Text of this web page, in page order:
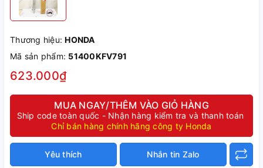
Thương hiệu:HONDA
Mã sản phẩm: 51400KFV791
623.000₫
MUA NGAY/THÊM VÀO GIỎ HÀNG
Ship code toàn quốc - Nhận hàng kiểm tra và thanh toán
Chỉ bán hàng chính hãng công ty Honda
Yêu thích Nhắn tin Zalo